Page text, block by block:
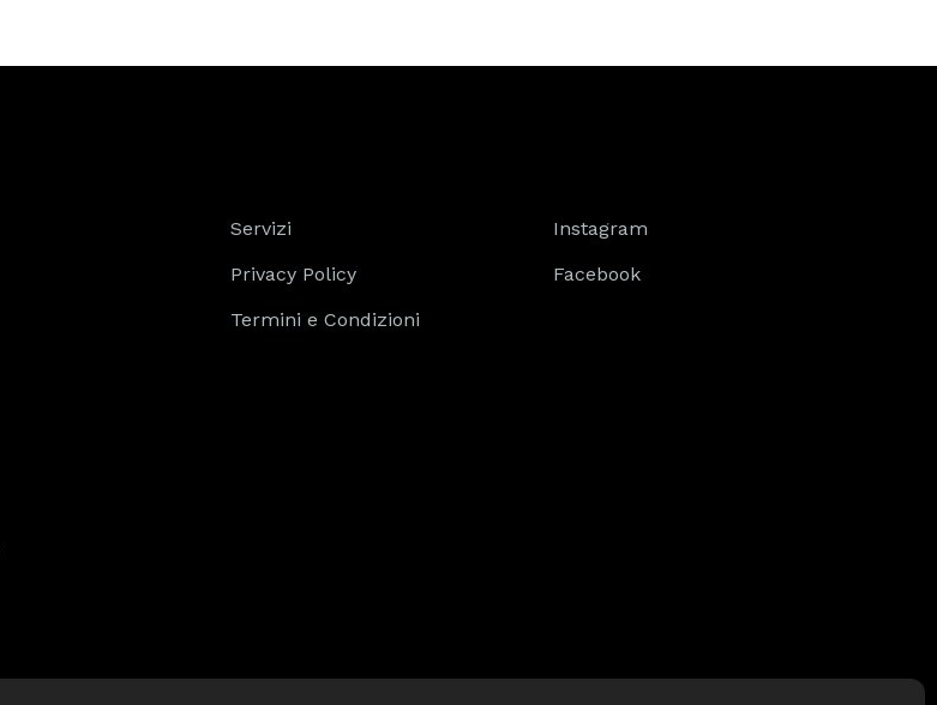
Servizi
Privacy Policy
Termini e Condizioni
Instagram
Facebook